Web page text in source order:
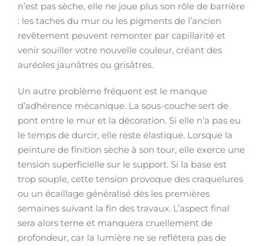
n’est pas sèche, elle ne joue plus son rôle de barrière
: les taches du mur ou les pigments de l’ancien
revêtement peuvent remonter par capillarité et
venir souiller votre nouvelle couleur, créant des
auréoles jaunâtres ou grisâtres.
Un autre problème fréquent est le manque
d’adhérence mécanique. La sous-couche sert de
pont entre le mur et la décoration. Si elle n’a pas eu
le temps de durcir, elle reste élastique. Lorsque la
peinture de finition sèche à son tour, elle exerce une
tension superficielle sur le support. Si la base est
trop souple, cette tension provoque des craquelures
ou un écaillage généralisé dès les premières
semaines suivant la fin des travaux. L’aspect final
sera alors terne et manquera cruellement de
profondeur, car la lumière ne se reflétera pas de